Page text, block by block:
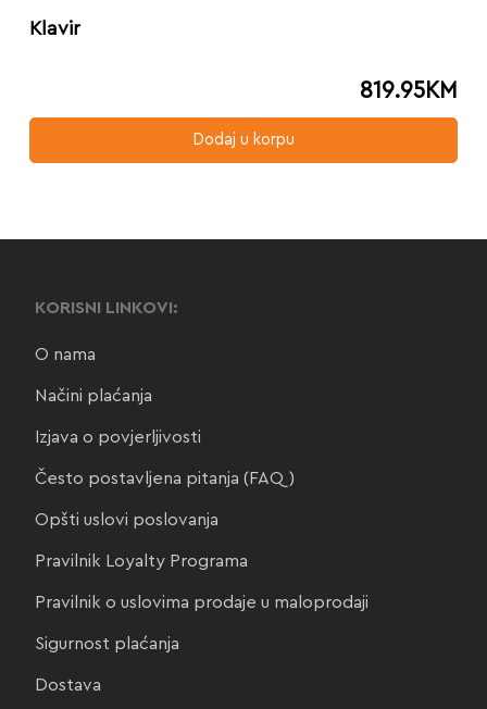
Klavir
819.95KM
Dodaj u korpu
KORISNI LINKOVI:
O nama
Načini plaćanja
Izjava o povjerljivosti
Često postavljena pitanja (FAQ)
Opšti uslovi poslovanja
Pravilnik Loyalty Programa
Pravilnik o uslovima prodaje u maloprodaji
Sigurnost plaćanja
Dostava